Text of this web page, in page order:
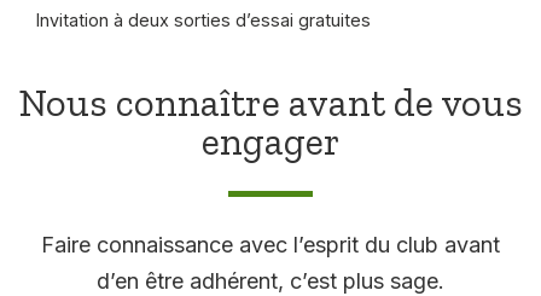
Invitation à deux sorties d’essai gratuites
Nous connaître avant de vous
engager
Faire connaissance avec l’esprit du club avant
d’en être adhérent, c’est plus sage.